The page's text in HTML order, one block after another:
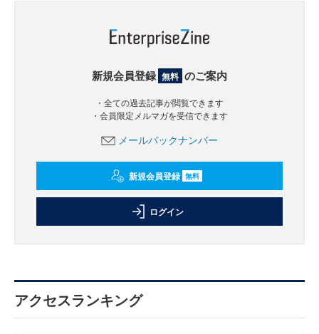
新規会員登録 無料 のご案内
・全ての過去記事が閲覧できます
・会員限定メルマガを受信できます
メールバックナンバー
新規会員登録 無料
ログイン
アクセスランキング